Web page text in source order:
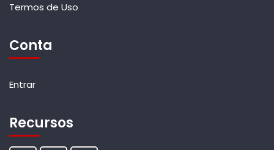
Termos de Uso
Conta
Entrar
Recursos